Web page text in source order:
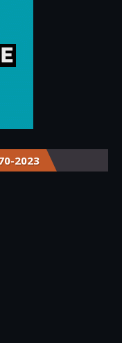
2023